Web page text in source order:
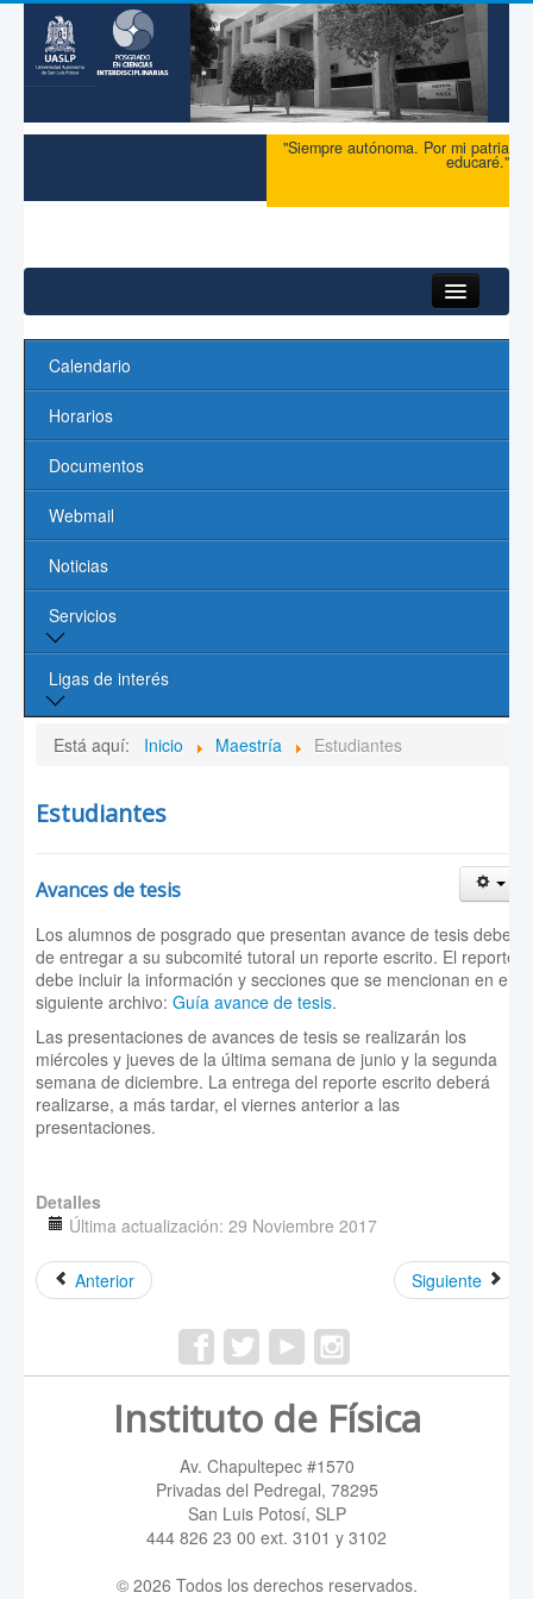
"Siempre autónoma. Por mi patria
educaré."
Acerca del PCI
Maestría
Doctorado
Profesores
Líneas de Investigación
Contacto
Calendario
Horarios
Documentos
Webmail
Noticias
Servicios
Biblioteca
Ligas de interés
Página de la UASLP
Sociedad Mexicana de Física
PROMEP
Está aquí: Inicio Maestría Estudiantes
Estudiantes
Avances de tesis
Los alumnos de posgrado que presentan avance de tesis deben
de entregar a su subcomité tutoral un reporte escrito. El reporte
debe incluir la información y secciones que se mencionan en el
siguiente archivo: Guía avance de tesis.
Las presentaciones de avances de tesis se realizarán los
miércoles y jueves de la última semana de junio y la segunda
semana de diciembre. La entrega del reporte escrito deberá
realizarse, a más tardar, el viernes anterior a las
presentaciones.
Detalles
Última actualización: 29 Noviembre 2017
Anterior Siguiente
Instituto de Física
Av. Chapultepec #1570
Privadas del Pedregal, 78295
San Luis Potosí, SLP
444 826 23 00 ext. 3101 y 3102
© 2026 Todos los derechos reservados.